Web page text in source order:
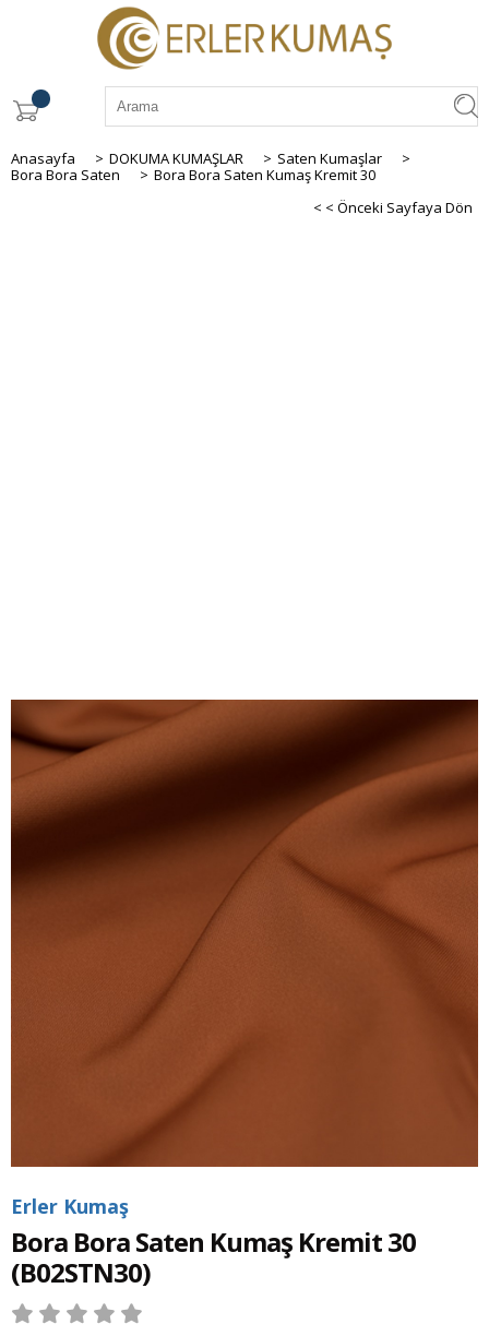
Anasayfa > DOKUMA KUMAŞLAR > Saten Kumaşlar
>
Bora Bora Saten
> Bora Bora Saten Kumaş Kremit 30
< < Önceki Sayfaya Dön
Erler Kumaş
Bora Bora Saten Kumaş Kremit 30
(B02STN30)